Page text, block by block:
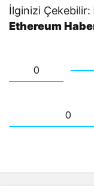
İlginizi Çekebilir:
Ethereum
0
0